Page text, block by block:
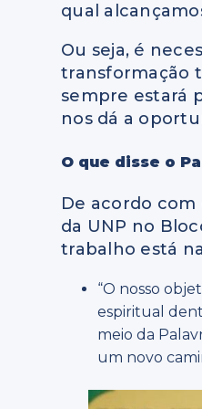
qual
Ou seja, é
transformação
sempre estará
nos dá a
O que disse o
De acordo com
da UNP no
trabalho está
“O nosso
espiritual
meio da
um novo